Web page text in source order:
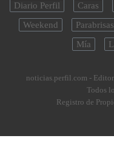
Diario Perfil Caras
Weekend
Parabrisas
Mía
noticias.perfil.com -
Todos
Registro de